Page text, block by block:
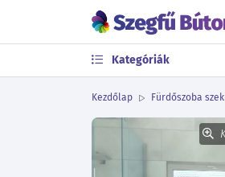
Kategóriák
Kezdőlap Fürdőszoba